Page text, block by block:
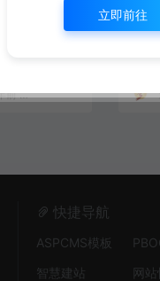
药化工
前 2,073 49
板
快捷导航
ASPCMS模板
智慧建站
网站
立即前往